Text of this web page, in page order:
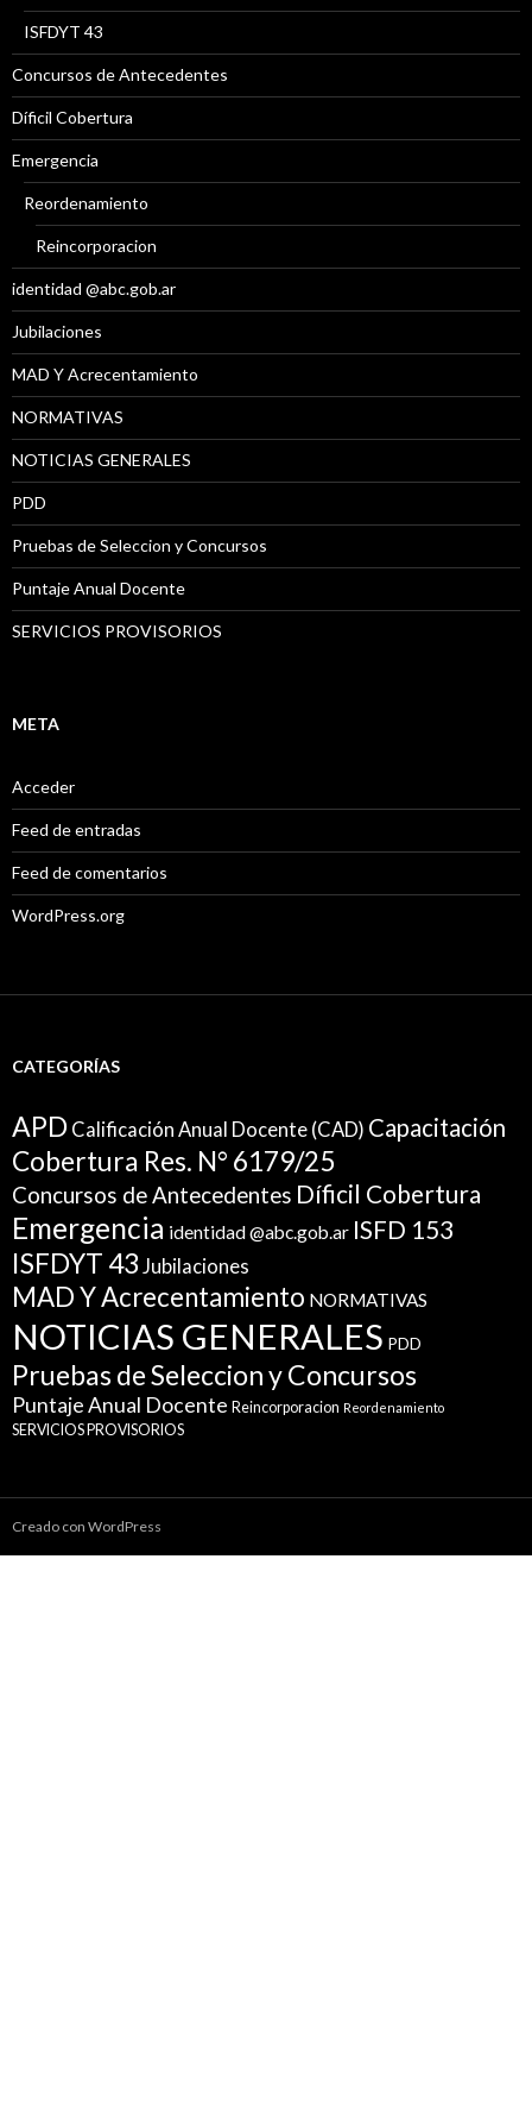
ISFDYT 43
Concursos de Antecedentes
Díficil Cobertura
Emergencia
Reordenamiento
Reincorporacion
identidad @abc.gob.ar
Jubilaciones
MAD Y Acrecentamiento
NORMATIVAS
NOTICIAS GENERALES
PDD
Pruebas de Seleccion y Concursos
Puntaje Anual Docente
SERVICIOS PROVISORIOS
META
Acceder
Feed de entradas
Feed de comentarios
WordPress.org
CATEGORÍAS
APD Calificación Anual Docente (CAD) Capacitación
Cobertura Res. N° 6179/25
Concursos de Antecedentes Díficil Cobertura
Emergencia identidad @abc.gob.ar ISFD 153
ISFDYT 43 Jubilaciones
MAD Y Acrecentamiento NORMATIVAS
NOTICIAS GENERALES PDD
Pruebas de Seleccion y Concursos
Puntaje Anual Docente Reincorporacion Reordenamiento
SERVICIOS PROVISORIOS
Creado con WordPress